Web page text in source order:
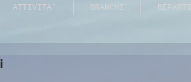
ATTIVITA' BRANCHI REPARTI